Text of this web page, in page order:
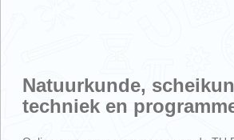
Natuurkunde,
techniek en